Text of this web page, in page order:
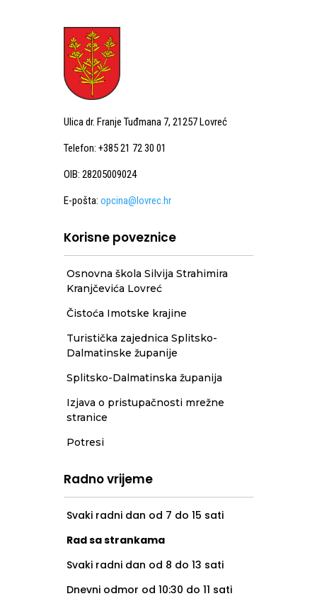
Ulica dr. Franje Tuđmana 7, 21257 Lovreć
Telefon: +385 21 72 30 01
OIB: 28205009024
E-pošta: opcina@lovrec.hr
Korisne poveznice
Osnovna škola Silvija Strahimira
Kranjčevića Lovreć
Čistoća Imotske krajine
Turistička zajednica Splitsko-
Dalmatinske županije
Splitsko-Dalmatinska županija
Izjava o pristupačnosti mrežne
stranice
Potresi
Radno vrijeme
Svaki radni dan od 7 do 15 sati
Rad sa strankama
Svaki radni dan od 8 do 13 sati
Dnevni odmor od 10:30 do 11 sati